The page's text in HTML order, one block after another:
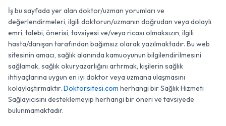
İş bu sayfada yer alan doktor/uzman yorumları ve
değerlendirmeleri, ilgili doktorun/uzmanın doğrudan veya dolaylı
emri, talebi, önerisi, tavsiyesi ve/veya ricası olmaksızın, ilgili
hasta/danışan tarafından bağımsız olarak yazılmaktadır. Bu web
sitesinin amacı, sağlık alanında kamuoyunun bilgilendirilmesini
sağlamak, sağlık okuryazarlığını artırmak, kişilerin sağlık
ihtiyaçlarına uygun en iyi doktor veya uzmana ulaşmasını
kolaylaştırmaktır. Doktorsitesi.com herhangi bir Sağlık Hizmeti
Sağlayıcısını desteklemeyip herhangi bir öneri ve tavsiyede
bulunmamaktadır.